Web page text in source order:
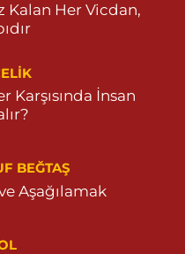
Kalan Her Vicdan,
Karşısında İnsan
BEĞTAŞ
Aşağılamak